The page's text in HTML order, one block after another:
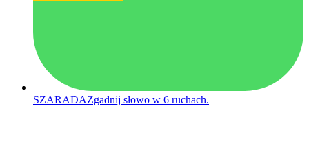
SZARADAZgadnij słowo w 6 ruchach.